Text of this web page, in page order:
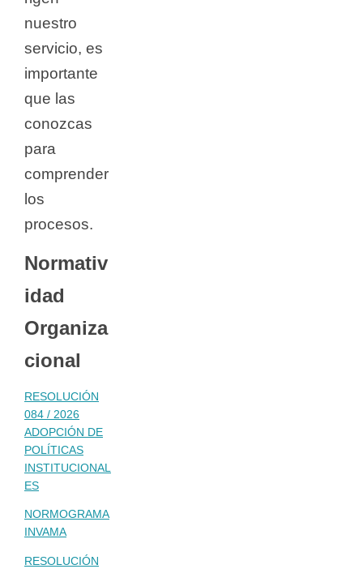
nuestro
servicio, es
importante
que las
conozcas
para
comprender
los
procesos.
Normativ
idad
Organiza
cional
RESOLUCIÓN
084 / 2026
ADOPCIÓN DE
POLÍTICAS
INSTITUCIONAL
ES
NORMOGRAMA
INVAMA
RESOLUCIÓN